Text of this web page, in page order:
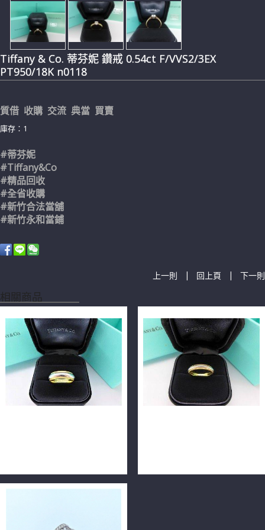
Tiffany & Co. 蒂芬妮 鑽戒 0.54ct F/VVS2/3EX
PT950/18K n0118
質借 收購 交流 典當 買賣
庫存：1
#蒂芬妮
#Tiffany&Co
#精品回收
#全省收購
#新竹合法當舖
#新竹永和當鋪
上一則 | 回上頁 | 下一則
相關商品